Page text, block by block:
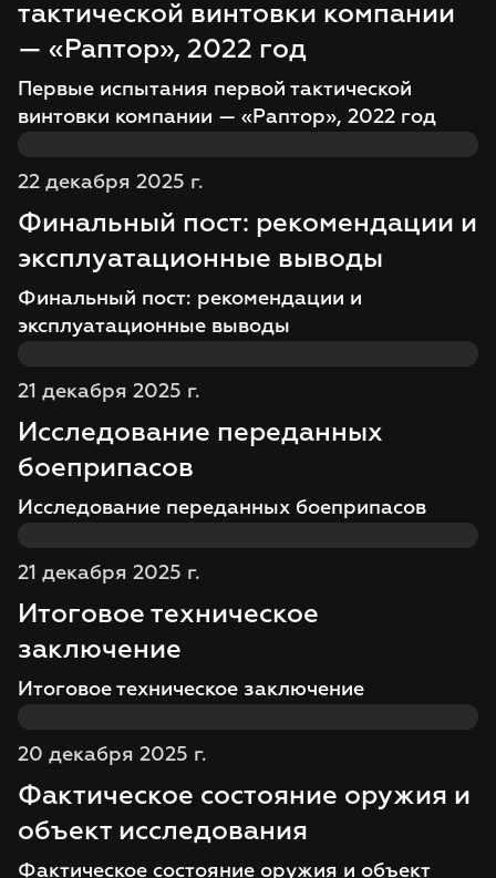
тактической винтовки компании
— «Раптор», 2022 год
Первые испытания первой тактической
винтовки компании — «Раптор», 2022 год
22 декабря 2025 г.
Финальный пост: рекомендации и
эксплуатационные выводы
Финальный пост: рекомендации и
эксплуатационные выводы
21 декабря 2025 г.
Исследование переданных
боеприпасов
Исследование переданных боеприпасов
21 декабря 2025 г.
Итоговое техническое
заключение
Итоговое техническое заключение
20 декабря 2025 г.
Фактическое состояние оружия и
объект исследования
Фактическое состояние оружия и объект